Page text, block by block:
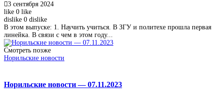
3 сентября 2024
like 0 like
dislike 0 dislike
В этом выпуске: 1. Научить учиться. В ЗГУ и политехе прошла первая
линейка. В связи с чем в этом году...
Смотреть позже
Норильские новости
Норильские новости — 07.11.2023